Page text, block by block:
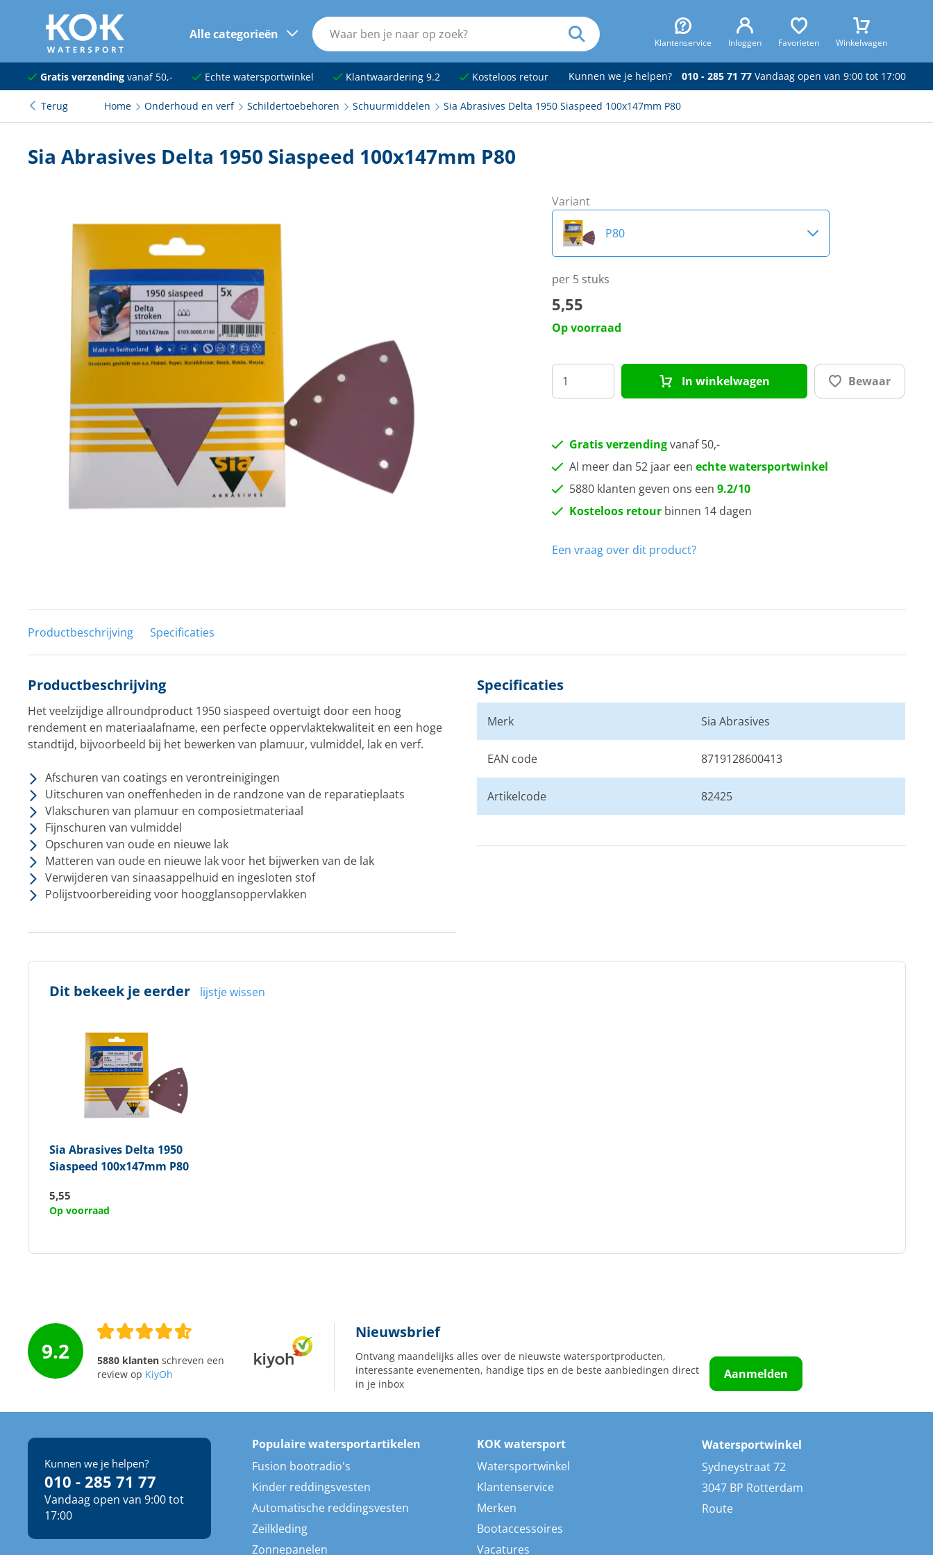
naar hoofdinhoud
Alle categorieën
Klantenservice Inloggen Favorieten Winkelwagen
Navigatie
Dekuitrusting
Kleding en schoenen
Sanitair
Kajuit en kombuis
Techniek en motor
Tuigage en dekbeslag
Veiligheid
Boten, toebehoren en fun
Meubels en lifestyle
Gratis verzendingvanaf 50,- Echte watersportwinkel Klantwaardering 9.2 Kosteloos retour Kunnen we je helpen? 010 - 285 71 77Vandaag open van 9:00 tot 17:00
Terug Home Onderhoud en verf Schildertoebehoren Schuurmiddelen Sia Abrasives Delta 1950 Siaspeed 100x147mm P80
Sia Abrasives Delta 1950 Siaspeed 100x147mm P80
Variant
P80
P100
P180
P320
per 5 stuks
5,55
Op voorraad
In winkelwagen Bewaar
Gratis verzendingvanaf 50,-
Al meer dan 52 jaar een echte watersportwinkel
5880 klanten geven ons een 9.2/10
Kosteloos retourbinnen 14 dagen
Een vraag over dit product?
Productbeschrijving Specificaties
Productbeschrijving
Het veelzijdige allroundproduct 1950 siaspeed overtuigt door een hoog
rendement en materiaalafname, een perfecte oppervlaktekwaliteit en een hoge
standtijd, bijvoorbeeld bij het bewerken van plamuur, vulmiddel, lak en verf.
Afschuren van coatings en verontreinigingen
Uitschuren van oneffenheden in de randzone van de reparatieplaats
Vlakschuren van plamuur en composietmateriaal
Fijnschuren van vulmiddel
Opschuren van oude en nieuwe lak
Matteren van oude en nieuwe lak voor het bijwerken van de lak
Verwijderen van sinaasappelhuid en ingesloten stof
Polijstvoorbereiding voor hoogglansoppervlakken
Specificaties
Merk Sia Abrasives
EAN code 8719128600413
Artikelcode 82425
Dit bekeek je eerder lijstje wissen
Sia AbrasivesDelta 1950
Siaspeed 100x147mm P80
5,55
Op voorraad
9.2 5880 klantenschreven een
review op KiyOh
Nieuwsbrief
Ontvang maandelijks alles over de nieuwste watersportproducten,
interessante evenementen, handige tips en de beste aanbiedingen direct
in je inbox
Aanmelden
Kunnen we je helpen?
010 - 285 71 77
Vandaag open van 9:00 tot
17:00
Populaire watersportartikelen
Fusion bootradio's
Kinder reddingsvesten
Automatische reddingsvesten
Zeilkleding
Zonnepanelen
KOK watersport
Watersportwinkel
Klantenservice
Merken
Bootaccessoires
Vacatures
Watersportwinkel
Sydneystraat 72
3047 BP Rotterdam
Route